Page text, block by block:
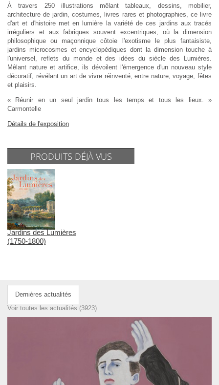
À travers 250 illustrations mêlant tableaux, dessins, mobilier,
architecture de jardin, costumes, livres rares et photographies, ce livre
d'art et d'histoire met en lumière la variété de ces jardins aux tracés
irréguliers et aux fabriques souvent excentriques, où la dimension
philosophique ou maçonnique côtoie l'exotisme le plus fantaisiste,
jardins microcosmes et encyclopédiques dont la dimension touche à
l'universel, reflets du monde et des idées du siècle des Lumières.
Mêlant nature et artifice, ils dévoilent l'émergence d'un nouveau style
décoratif, révélant un art de vivre réinventé, entre nature, voyage, fêtes
et plaisirs.
« Réunir en un seul jardin tous les temps et tous les lieux. »
Carmontelle
Détails de l'exposition
PRODUITS DÉJÀ VUS
Jardins des Lumières
(1750-1800)
Dernières actualités
Voir toutes les actualités (3923)